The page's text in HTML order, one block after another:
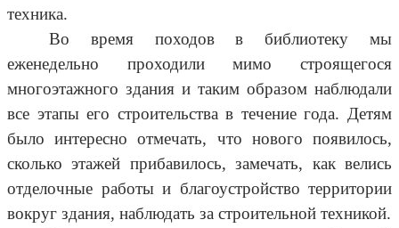
техника.
Во время походов в библиотеку мы
еженедельно проходили мимо строящегося
многоэтажного здания и таким образом наблюдали
все этапы его строительства в течение года. Детям
было интересно отмечать, что нового появилось,
сколько этажей прибавилось, замечать, как велись
отделочные работы и благоустройство территории
вокруг здания, наблюдать за строительной техникой.